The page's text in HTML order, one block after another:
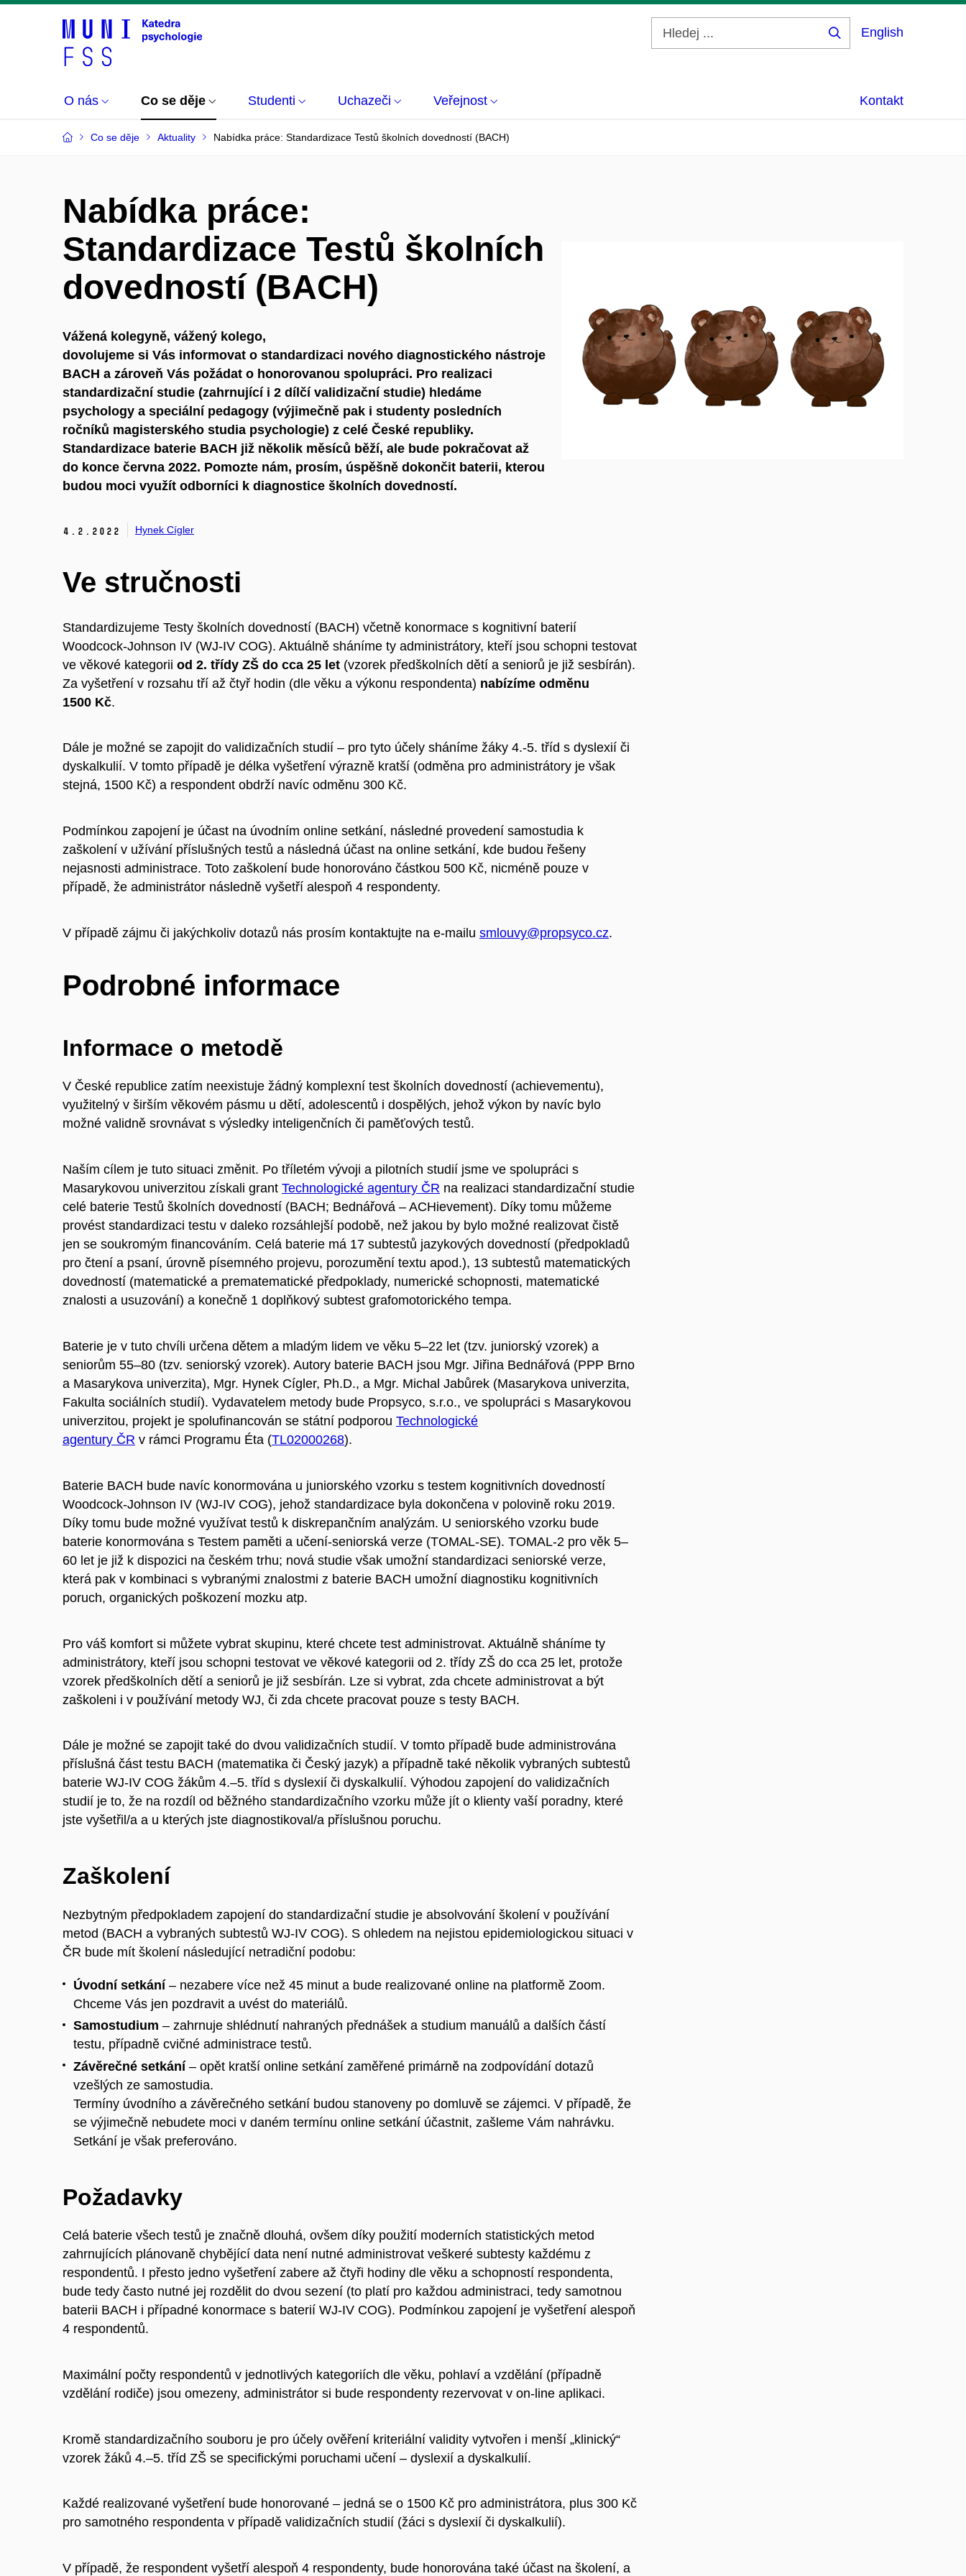
English
O nás Co se děje Studenti Uchazeči Veřejnost Kontakt
Co se děje Aktuality Nabídka práce: Standardizace Testů školních dovedností (BACH)
Nabídka práce:
Standardizace Testů školních
dovedností (BACH)
Vážená kolegyně, vážený kolego,
dovolujeme si Vás informovat o standardizaci nového diagnostického nástroje
BACH a zároveň Vás požádat o honorovanou spolupráci. Pro realizaci
standardizační studie (zahrnující i 2 dílčí validizační studie) hledáme
psychology a speciální pedagogy (výjimečně pak i studenty posledních
ročníků magisterského studia psychologie) z celé České republiky.
Standardizace baterie BACH již několik měsíců běží, ale bude pokračovat až
do konce června 2022. Pomozte nám, prosím, úspěšně dokončit baterii, kterou
budou moci využít odborníci k diagnostice školních dovedností.
4. 2. 2022 Hynek Cígler
Ve stručnosti
Standardizujeme Testy školních dovedností (BACH) včetně konormace s kognitivní baterií
Woodcock-Johnson IV (WJ-IV COG). Aktuálně sháníme ty administrátory, kteří jsou schopni testovat
ve věkové kategorii od 2. třídy ZŠ do cca 25 let (vzorek předškolních dětí a seniorů je již sesbírán).
Za vyšetření v rozsahu tří až čtyř hodin (dle věku a výkonu respondenta) nabízíme odměnu
1500 Kč.
Dále je možné se zapojit do validizačních studií – pro tyto účely sháníme žáky 4.-5. tříd s dyslexií či
dyskalkulií. V tomto případě je délka vyšetření výrazně kratší (odměna pro administrátory je však
stejná, 1500 Kč) a respondent obdrží navíc odměnu 300 Kč.
Podmínkou zapojení je účast na úvodním online setkání, následné provedení samostudia k
zaškolení v užívání příslušných testů a následná účast na online setkání, kde budou řešeny
nejasnosti administrace. Toto zaškolení bude honorováno částkou 500 Kč, nicméně pouze v
případě, že administrátor následně vyšetří alespoň 4 respondenty.
V případě zájmu či jakýchkoliv dotazů nás prosím kontaktujte na e-mailu smlouvy@propsyco.cz.
Podrobné informace
Informace o metodě
V České republice zatím neexistuje žádný komplexní test školních dovedností (achievementu),
využitelný v širším věkovém pásmu u dětí, adolescentů i dospělých, jehož výkon by navíc bylo
možné validně srovnávat s výsledky inteligenčních či paměťových testů.
Naším cílem je tuto situaci změnit. Po tříletém vývoji a pilotních studií jsme ve spolupráci s
Masarykovou univerzitou získali grant Technologické agentury ČR na realizaci standardizační studie
celé baterie Testů školních dovedností (BACH; Bednářová – ACHievement). Díky tomu můžeme
provést standardizaci testu v daleko rozsáhlejší podobě, než jakou by bylo možné realizovat čistě
jen se soukromým financováním. Celá baterie má 17 subtestů jazykových dovedností (předpokladů
pro čtení a psaní, úrovně písemného projevu, porozumění textu apod.), 13 subtestů matematických
dovedností (matematické a prematematické předpoklady, numerické schopnosti, matematické
znalosti a usuzování) a konečně 1 doplňkový subtest grafomotorického tempa.
Baterie je v tuto chvíli určena dětem a mladým lidem ve věku 5–22 let (tzv. juniorský vzorek) a
seniorům 55–80 (tzv. seniorský vzorek). Autory baterie BACH jsou Mgr. Jiřina Bednářová (PPP Brno
a Masarykova univerzita), Mgr. Hynek Cígler, Ph.D., a Mgr. Michal Jabůrek (Masarykova univerzita,
Fakulta sociálních studií). Vydavatelem metody bude Propsyco, s.r.o., ve spolupráci s Masarykovou
univerzitou, projekt je spolufinancován se státní podporou Technologické
agentury ČR v rámci Programu Éta (TL02000268).
Baterie BACH bude navíc konormována u juniorského vzorku s testem kognitivních dovedností
Woodcock-Johnson IV (WJ-IV COG), jehož standardizace byla dokončena v polovině roku 2019.
Díky tomu bude možné využívat testů k diskrepančním analýzám. U seniorského vzorku bude
baterie konormována s Testem paměti a učení-seniorská verze (TOMAL-SE). TOMAL-2 pro věk 5–
60 let je již k dispozici na českém trhu; nová studie však umožní standardizaci seniorské verze,
která pak v kombinaci s vybranými znalostmi z baterie BACH umožní diagnostiku kognitivních
poruch, organických poškození mozku atp.
Pro váš komfort si můžete vybrat skupinu, které chcete test administrovat. Aktuálně sháníme ty
administrátory, kteří jsou schopni testovat ve věkové kategorii od 2. třídy ZŠ do cca 25 let, protože
vzorek předškolních dětí a seniorů je již sesbírán. Lze si vybrat, zda chcete administrovat a být
zaškoleni i v používání metody WJ, či zda chcete pracovat pouze s testy BACH.
Dále je možné se zapojit také do dvou validizačních studií. V tomto případě bude administrována
příslušná část testu BACH (matematika či Český jazyk) a případně také několik vybraných subtestů
baterie WJ-IV COG žákům 4.–5. tříd s dyslexií či dyskalkulií. Výhodou zapojení do validizačních
studií je to, že na rozdíl od běžného standardizačního vzorku může jít o klienty vaší poradny, které
jste vyšetřil/a a u kterých jste diagnostikoval/a příslušnou poruchu.
Zaškolení
Nezbytným předpokladem zapojení do standardizační studie je absolvování školení v používání
metod (BACH a vybraných subtestů WJ-IV COG). S ohledem na nejistou epidemiologickou situaci v
ČR bude mít školení následující netradiční podobu:
Úvodní setkání– nezabere více než 45 minut a bude realizované online na platformě Zoom.
Chceme Vás jen pozdravit a uvést do materiálů.
Samostudium – zahrnuje shlédnutí nahraných přednášek a studium manuálů a dalších částí
testu, případně cvičné administrace testů.
Závěrečné setkání– opět kratší online setkání zaměřené primárně na zodpovídání dotazů
vzešlých ze samostudia.
Termíny úvodního a závěrečného setkání budou stanoveny po domluvě se zájemci. V případě, že
se výjimečně nebudete moci v daném termínu online setkání účastnit, zašleme Vám nahrávku.
Setkání je však preferováno.
Požadavky
Celá baterie všech testů je značně dlouhá, ovšem díky použití moderních statistických metod
zahrnujících plánovaně chybějící data není nutné administrovat veškeré subtesty každému z
respondentů. I přesto jedno vyšetření zabere až čtyři hodiny dle věku a schopností respondenta,
bude tedy často nutné jej rozdělit do dvou sezení (to platí pro každou administraci, tedy samotnou
baterii BACH i případné konormace s baterií WJ-IV COG). Podmínkou zapojení je vyšetření alespoň
4 respondentů.
Maximální počty respondentů v jednotlivých kategoriích dle věku, pohlaví a vzdělání (případně
vzdělání rodiče) jsou omezeny, administrátor si bude respondenty rezervovat v on-line aplikaci.
Kromě standardizačního souboru je pro účely ověření kriteriální validity vytvořen i menší „klinický“
vzorek žáků 4.–5. tříd ZŠ se specifickými poruchami učení – dyslexií a dyskalkulií.
Každé realizované vyšetření bude honorované – jedná se o 1500 Kč pro administrátora, plus 300 Kč
pro samotného respondenta v případě validizačních studií (žáci s dyslexií či dyskalkulií).
V případě, že respondent vyšetří alespoň 4 respondenty, bude honorována také účast na školení, a